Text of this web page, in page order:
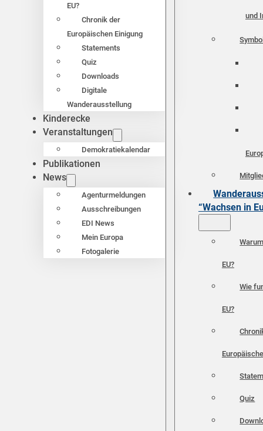
EU?
Chronik der
Europäischen Einigung
Statements
Quiz
Downloads
Digitale
Wanderausstellung
Kinderecke
Veranstaltungen
Demokratiekalendar
Publikationen
News
Agenturmeldungen
Ausschreibungen
EDI News
Mein Europa
Fotogalerie
und
“Wachsen in
EU?
Wie
EU?
Quiz